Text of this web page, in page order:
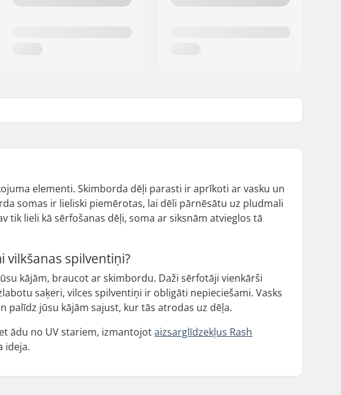
elementi. Skimborda dēļi parasti ir aprīkoti ar vasku un
somas ir lieliski piemērotas, lai dēli pārnēsātu uz pludmali
tik lieli kā sērfošanas dēļi, soma ar siksnām atvieglos tā
spilventiņi?
kājām, braucot ar skimbordu. Daži sērfotāji vienkārši
saķeri, vilces spilventiņi ir obligāti nepieciešami. Vasks
jūsu kājām sajust, kur tās atrodas uz dēļa.
ādu no UV stariem, izmantojotaizsarglīdzekļus Rash
ideja.